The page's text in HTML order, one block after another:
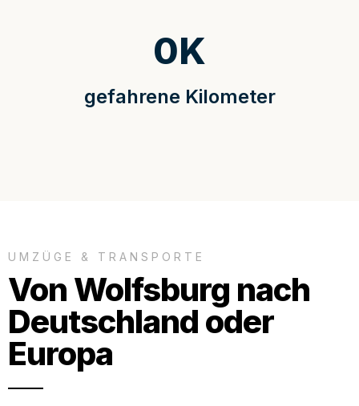
gefahrene Kilometer
0K
UMZÜGE & TRANSPORTE
Von Wolfsburg nach
Deutschland oder
Europa